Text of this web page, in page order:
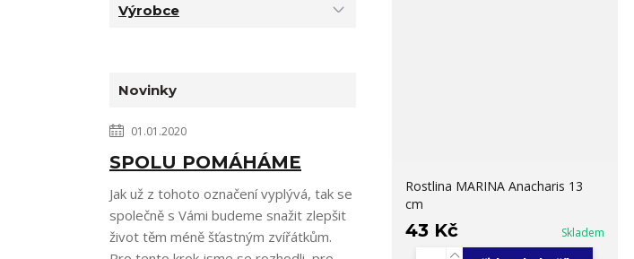
Rostlina MARINA Anacharis 13
cm
43 Kč Skladem
Výrobce
Novinky
01.01.2020
SPOLU POMÁHÁME
Jak už z tohoto označení vyplývá, tak se
společně s Vámi budeme snažit zlepšit
život těm méně šťastným zvířátkům.